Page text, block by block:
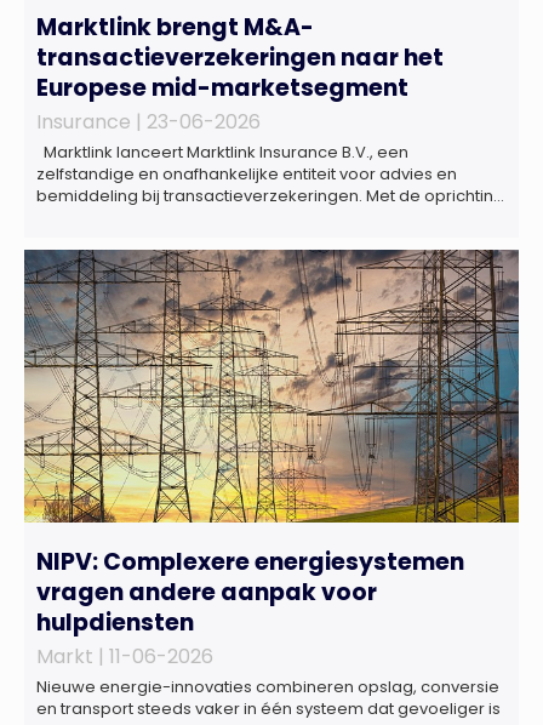
Marktlink brengt M&A-
transactieverzekeringen naar het
Europese mid-marketsegment
Insurance | 23-06-2026
Marktlink lanceert Marktlink Insurance B.V., een
zelfstandige en onafhankelijke entiteit voor advies en
bemiddeling bij transactieverzekeringen. Met de oprichting
overnames verder uit. Naast M&A-advies kunnen
ondernemers, investeerders en dealteams vanaf nu ook
terecht voor ondersteuning op het gebied […]
NIPV: Complexere energiesystemen
vragen andere aanpak voor
hulpdiensten
Markt | 11-06-2026
Nieuwe energie-innovaties combineren opslag, conversie
en transport steeds vaker in één systeem dat gevoeliger is